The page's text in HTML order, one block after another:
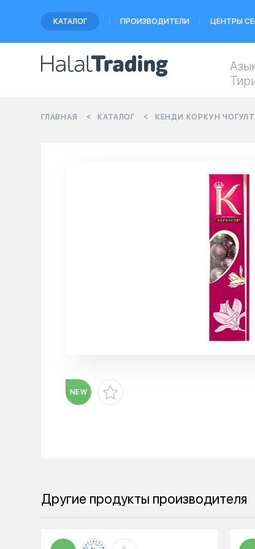
КАТАЛОГ ПРОИЗВОДИТЕЛИ ЦЕНТРЫ
ГЛАВНАЯ КАТАЛОГ КЕНДИ КОРКУН
NEW
Другие продукты производителя